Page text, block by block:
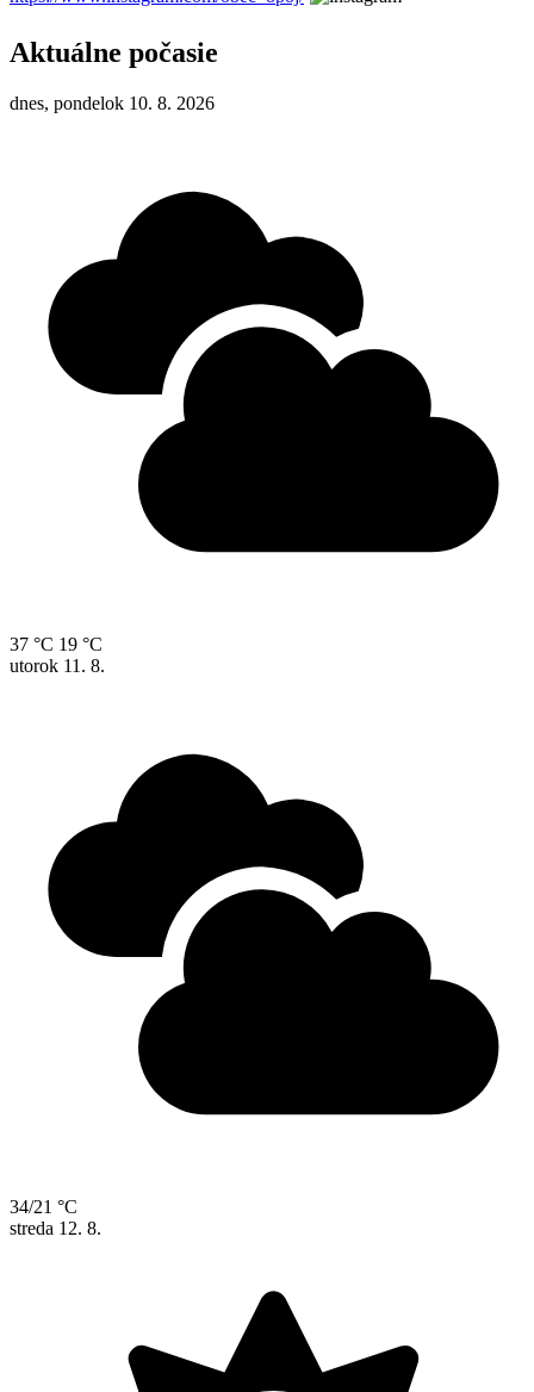
Aktuálne počasie
dnes, pondelok 10. 8. 2026
37 °C 19 °C
utorok 11. 8.
34/21 °C
streda 12. 8.